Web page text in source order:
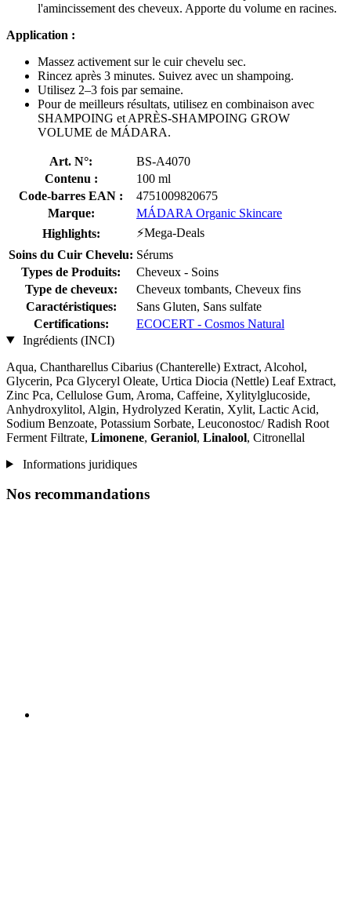
l'amincissement des cheveux. Apporte du volume en racines.
Application :
Massez activement sur le cuir chevelu sec.
Rincez après 3 minutes. Suivez avec un shampoing.
Utilisez 2–3 fois par semaine.
Pour de meilleurs résultats, utilisez en combinaison avec
SHAMPOING et APRÈS-SHAMPOING GROW
VOLUME de MÁDARA.
Art. N°:
BS-A4070
Contenu :
100 ml
Code-barres EAN :
4751009820675
Marque:
MÁDARA Organic Skincare
Highlights:
⚡Mega-Deals
Soins du Cuir Chevelu: Sérums
Types de Produits:
Cheveux - Soins
Type de cheveux:
Cheveux tombants, Cheveux fins
Caractéristiques:
Sans Gluten, Sans sulfate
Certifications:
ECOCERT - Cosmos Natural
Ingrédients (INCI)
Aqua, Chantharellus Cibarius (Chanterelle) Extract, Alcohol,
Glycerin, Pca Glyceryl Oleate, Urtica Diocia (Nettle) Leaf Extract,
Zinc Pca, Cellulose Gum, Aroma, Caffeine, Xylitylglucoside,
Anhydroxylitol, Algin, Hydrolyzed Keratin, Xylit, Lactic Acid,
Sodium Benzoate, Potassium Sorbate, Leuconostoc/ Radish Root
Ferment Filtrate, Limonene, Geraniol, Linalool, Citronellal
Informations juridiques
Nos recommandations